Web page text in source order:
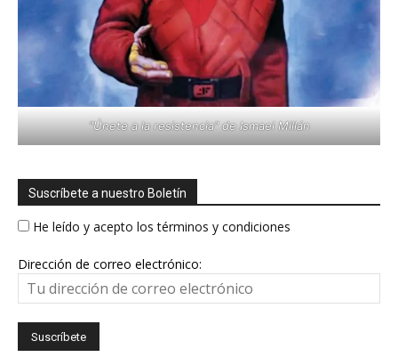
"Únete a la resistencia" de Ismael Millán
Suscríbete a nuestro Boletín
He leído y acepto los términos y condiciones
Dirección de correo electrónico: